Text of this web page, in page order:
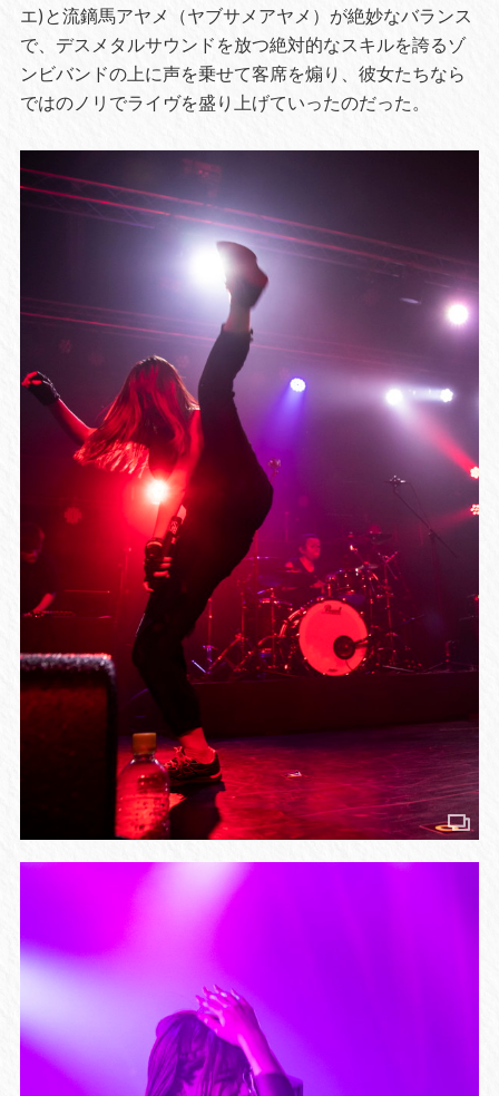
エ)と流鏑馬アヤメ（ヤブサメアヤメ）が絶妙なバランス
で、デスメタルサウンドを放つ絶対的なスキルを誇るゾ
ンビバンドの上に声を乗せて客席を煽り、彼女たちなら
ではのノリでライヴを盛り上げていったのだった。